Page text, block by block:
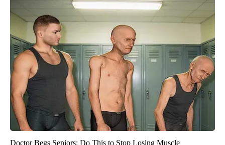
Doctor Begs Seniors: Do This to Stop Losing Muscle